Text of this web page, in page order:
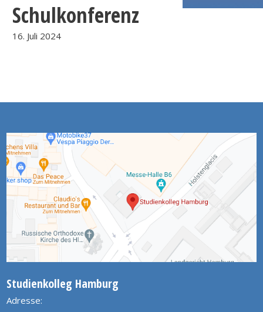
Schulkonferenz
16. Juli 2024
Studienkolleg Hamburg
Adresse: